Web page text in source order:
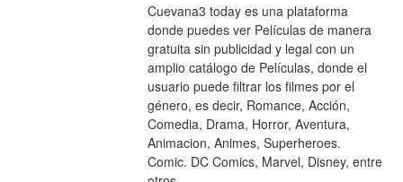
Cuevana3 today es una plataforma
donde puedes ver Películas de manera
gratuita sin publicidad y legal con un
amplio catálogo de Películas, donde el
usuario puede filtrar los filmes por el
género, es decir, Romance, Acción,
Comedia, Drama, Horror, Aventura,
Animacion, Animes, Superheroes.
Comic. DC Comics, Marvel, Disney, entre